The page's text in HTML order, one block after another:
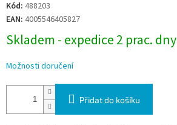
cena:
Kód: 488203
EAN: 4005546405827
Skladem - expedice 2 prac. dny
Možnosti doručení
Přidat do košíku